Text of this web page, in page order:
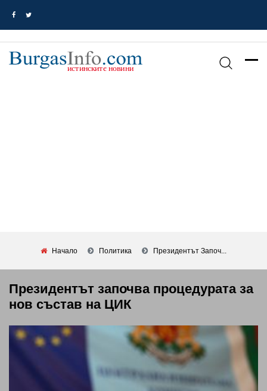
Начало Политика Президентът Започ...
Президентът започва процедурата за
нов състав на ЦИК